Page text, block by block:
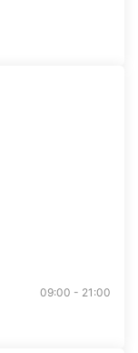
09:00 - 21:00